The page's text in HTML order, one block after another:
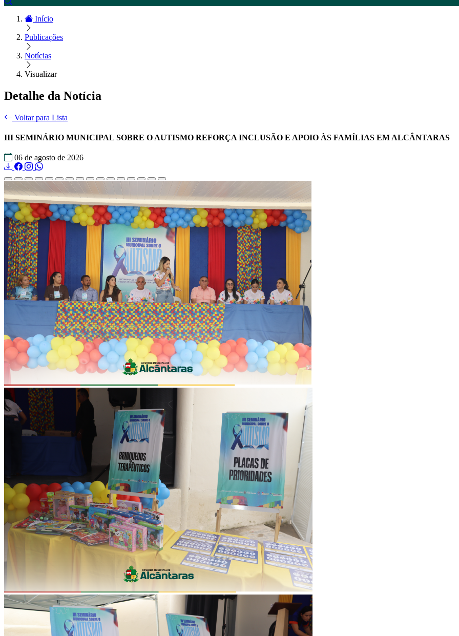
Início
Publicações
Notícias
Visualizar
Detalhe da Notícia
Voltar para Lista
III SEMINÁRIO MUNICIPAL SOBRE O AUTISMO REFORÇA INCLUSÃO E APOIO ÀS FAMÍLIAS EM ALCÂNTARAS
06 de agosto de 2026